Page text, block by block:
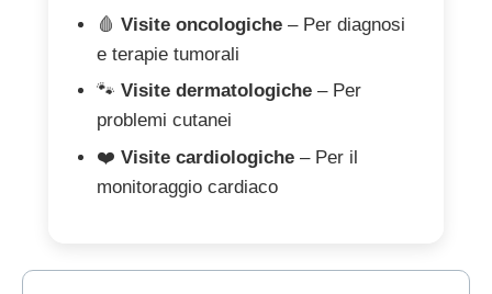
🩸Visite oncologiche – Per diagnosi
e terapie tumorali
🐾Visite dermatologiche – Per
problemi cutanei
❤️Visite cardiologiche – Per il
monitoraggio cardiaco